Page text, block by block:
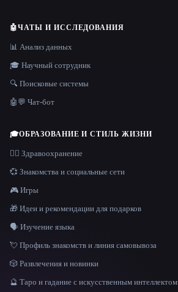
🤖ЧАТЫ И ИССЛЕДОВАНИЯ
📊 Анализ данных
🎓 Научный сотрудник
🔍 Поисковые системы
🤖💬 Чат-бот
🎓ОБРАЗОВАНИЕ И СТИЛЬ ЖИЗНИ
👩‍⚕️ Здравоохранение
💞 Знакомства и социальные сети
🎮 Игры
🎁 Идеи и рекомендации для подарков
🗣️ Изучение языка
💘 Профиль знакомств и линия самовывоза
🎲 Развлечения и новинки
🔮 Таро и гадание с искусственным интеллектом